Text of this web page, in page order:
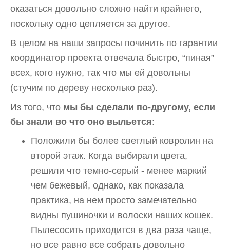
оказаться довольно сложно найти крайнего,
поскольку одно цепляется за другое.
В целом на наши запросы починить по гарантии
координатор проекта отвечала быстро, “пиная”
всех, кого нужно, так что мы ей довольны
(стучим по дереву несколько раз).
Из того, что мы бы сделали по-другому, если
бы знали во что оно выльется:
Положили бы более светлый ковролин на
второй этаж. Когда выбирали цвета,
решили что темно-серый - менее маркий
чем бежевый, однако, как показала
практика, на нем просто замечательно
видны пушиночки и волоски наших кошек.
Пылесосить приходится в два раза чаще,
но все равно все собрать довольно